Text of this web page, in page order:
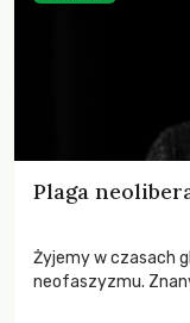
Plaga
Żyjemy w czasach
neofaszyzmu.